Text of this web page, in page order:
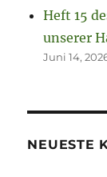
Heft 15
unserer
Juni 14,
NEUESTE